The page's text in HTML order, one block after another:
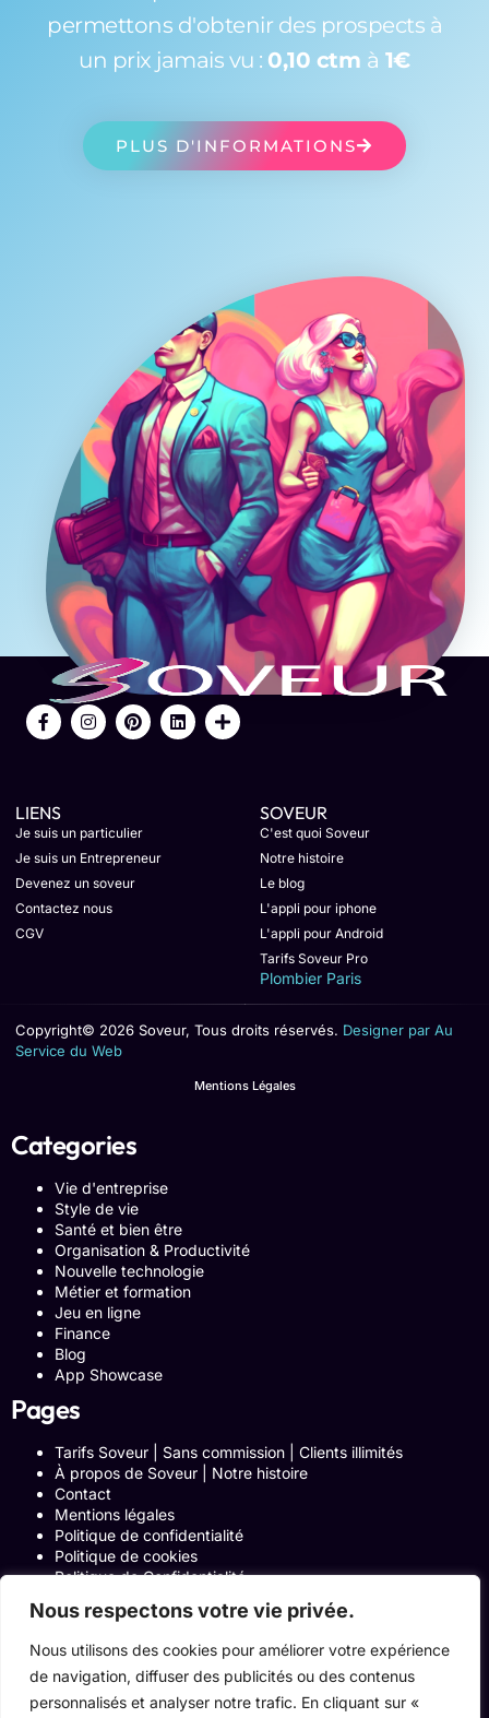
Nous respectons votre vie privée.
Nous utilisons des cookies pour améliorer votre expérience
de navigation, diffuser des publicités ou des contenus
personnalisés et analyser notre trafic. En cliquant sur «
permettons d'obtenir des prospects à
un prix jamais vu : 0,10 ctm à 1€
PLUS D'INFORMATIONS
LIENS
Je suis un particulier
Je suis un Entrepreneur
Devenez un soveur
Contactez nous
CGV
SOVEUR
C'est quoi Soveur
Notre histoire
Le blog
L'appli pour iphone
L'appli pour Android
Tarifs Soveur Pro
Plombier Paris
Copyright© 2026 Soveur, Tous droits réservés. Designer par Au
Service du Web
Mentions Légales
Categories
Vie d'entreprise
Style de vie
Santé et bien être
Organisation & Productivité
Nouvelle technologie
Métier et formation
Jeu en ligne
Finance
Blog
App Showcase
Pages
Tarifs Soveur | Sans commission | Clients illimités
À propos de Soveur | Notre histoire
Contact
Mentions légales
Politique de confidentialité
Politique de cookies
Politique de Confidentialité
Blog
Programme Affiliation
Conditions générales d’utilisation
ACCUEIL